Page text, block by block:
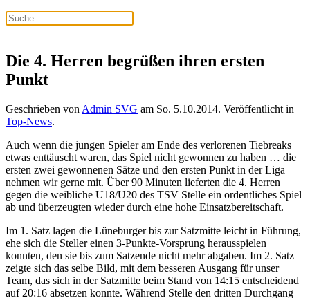
Die 4. Herren begrüßen ihren ersten
Punkt
Geschrieben von Admin SVG am So. 5.10.2014. Veröffentlicht in
Top-News.
Auch wenn die jungen Spieler am Ende des verlorenen Tiebreaks
etwas enttäuscht waren, das Spiel nicht gewonnen zu haben … die
ersten zwei gewonnenen Sätze und den ersten Punkt in der Liga
nehmen wir gerne mit. Über 90 Minuten lieferten die 4. Herren
gegen die weibliche U18/U20 des TSV Stelle ein ordentliches Spiel
ab und überzeugten wieder durch eine hohe Einsatzbereitschaft.
Im 1. Satz lagen die Lüneburger bis zur Satzmitte leicht in Führung,
ehe sich die Steller einen 3-Punkte-Vorsprung herausspielen
konnten, den sie bis zum Satzende nicht mehr abgaben. Im 2. Satz
zeigte sich das selbe Bild, mit dem besseren Ausgang für unser
Team, das sich in der Satzmitte beim Stand von 14:15 entscheidend
auf 20:16 absetzen konnte. Während Stelle den dritten Durchgang